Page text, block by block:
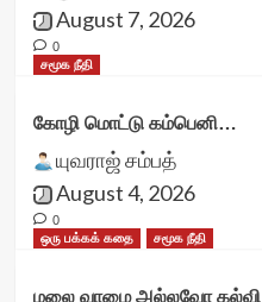
August 7, 2026
0
சமூக நீதி
கோழி மொட்டு கம்பெனி…
யுவராஜ் சம்பத்
August 4, 2026
0
ஒரு பக்கக் கதை
சமூக நீதி
மலை வாழை அல்லவோ கல்வி